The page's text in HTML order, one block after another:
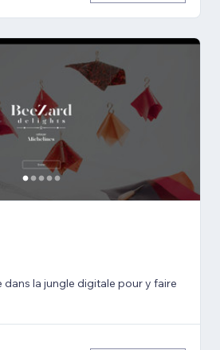
la jungle digitale pour y faire